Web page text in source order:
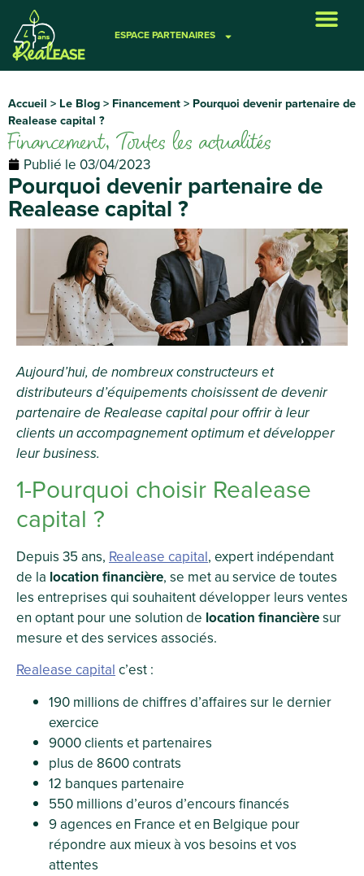
ESPACE PARTENAIRES
Accueil > Le Blog> Financement> Pourquoi devenir partenaire de
Realease capital ?
Financement, Toutes les actualités
Publié le 03/04/2023
Pourquoi devenir partenaire de
Realease capital ?
Aujourd’hui, de nombreux constructeurs et
distributeurs d’équipements choisissent de devenir
partenaire de Realease capital pour offrir à leur
clients un accompagnement optimum et développer
leur business.
1-Pourquoi choisir Realease
capital ?
Depuis 35 ans, Realease capital, expert indépendant
de la location financière, se met au service de toutes
les entreprises qui souhaitent développer leurs ventes
en optant pour une solution de location financièresur
mesure et des services associés.
Realease capitalc’est :
190 millions de chiffres d’affaires sur le dernier
exercice
9000 clients et partenaires
plus de 8600 contrats
12 banques partenaire
550 millions d’euros d’encours financés
9 agences en France et en Belgique pour
répondre aux mieux à vos besoins et vos
attentes